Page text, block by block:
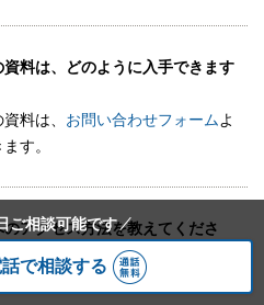
料は、どのように入手できます
料は、 お問い合わせフォームよ
す。
アクセス方法を教えてくださ
ちら をご確認ください。
ご相談可能です
で相談する